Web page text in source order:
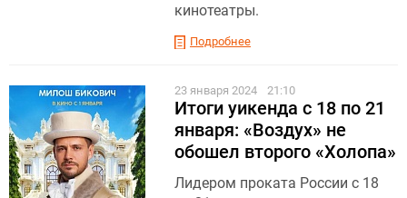
кинотеатры.
Подробнее
23 января 2024 21:10
Итоги уикенда с 18 по 21
января: «Воздух» не
обошел второго «Холопа»
Лидером проката России с 18